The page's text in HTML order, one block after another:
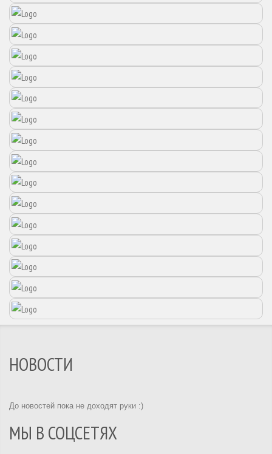
НОВОСТИ
До новостей пока не доходят руки :)
МЫ В СОЦСЕТЯХ